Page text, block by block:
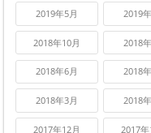
2019年5月 2019
2018年10月 2018
2018年6月 2018
2018年3月 2018
2017年12月 2017年